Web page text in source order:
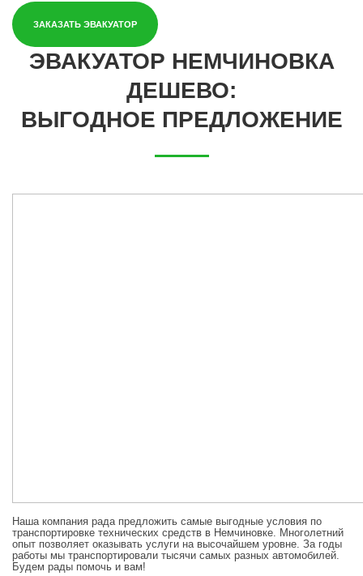
ЗАКАЗАТЬ ЭВАКУАТОР
ЭВАКУАТОР НЕМЧИНОВКА
ДЕШЕВО:
ВЫГОДНОЕ ПРЕДЛОЖЕНИЕ
Наша компания рада предложить самые выгодные условия по
транспортировке технических средств в Немчиновке. Многолетний
опыт позволяет оказывать услуги на высочайшем уровне. За годы
работы мы транспортировали тысячи самых разных автомобилей.
Будем рады помочь и вам!